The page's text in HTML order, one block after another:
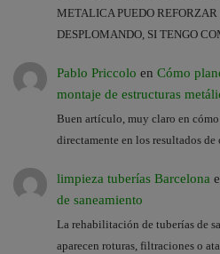
METALICA PUEDO REFORZAR
DESPLOMANDO, SI TENGO
Pablo Priccolo en Cómo
montaje de estructuras
Buen artículo, muy claro en
directamente en los resultados
limpieza tuberías Barcelona
de saneamiento
La rehabilitación de tuberías de
aparecen roturas, filtraciones o